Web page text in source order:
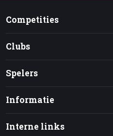
Competities
Clubs
Spelers
Informatie
Interne links